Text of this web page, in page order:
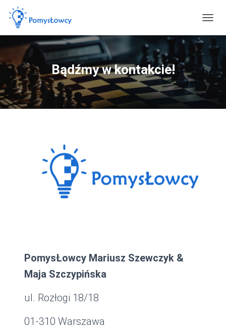
Bądźmy w kontakcie!
PomysŁowcy Mariusz Szewczyk &
Maja Szczypińska
ul. Rozłogi 18/18
01-310 Warszawa